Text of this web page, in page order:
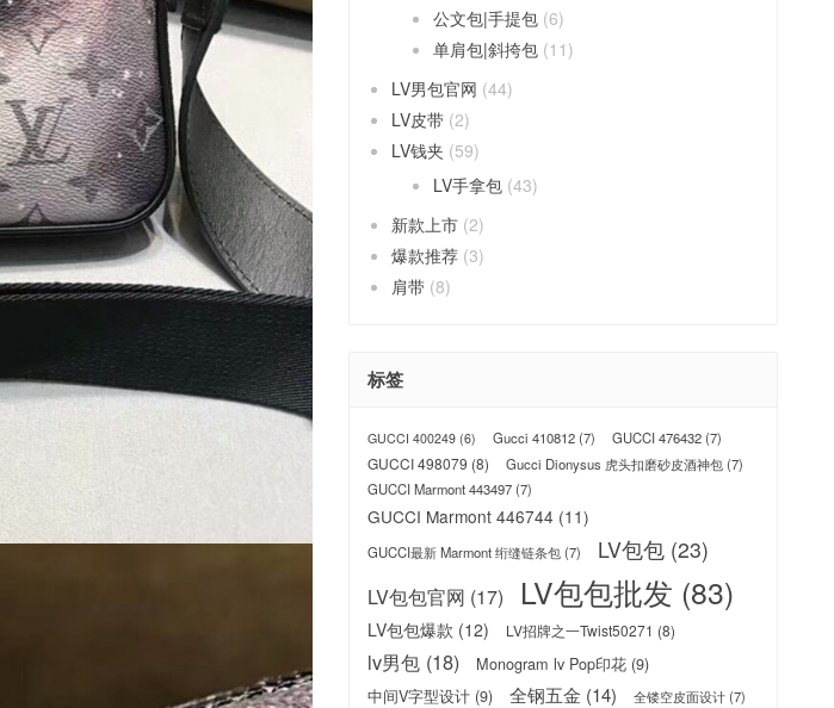
公文包|手提包 (6)
单肩包|斜挎包 (11)
LV男包官网 (44)
LV皮带 (2)
LV钱夹 (59)
LV手拿包 (43)
新款上市 (2)
爆款推荐 (3)
肩带 (8)
标签
GUCCI 400249 (6) Gucci 410812(7) GUCCI 476432(7)
GUCCI 498079 (8) Gucci Dionysus 虎头扣磨砂皮酒神包(7)
GUCCI Marmont 443497(7)
GUCCI Marmont 446744 (11)
GUCCI最新 Marmont 绗缝链条包(7) LV包包 (23)
LV包包官网 (17) LV包包批发 (83)
LV包包爆款 (12) LV招牌之一Twist50271 (8)
lv男包 (18) Monogram lv Pop印花 (9)
中间V字型设计 (9) 全钢五金 (14) 全镂空皮面设计(7)